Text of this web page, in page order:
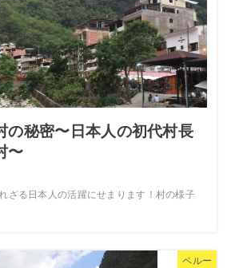
の秘密〜日本人の初代村長
〜
ざる日本人の活躍にせまります！村の様子
ペルー